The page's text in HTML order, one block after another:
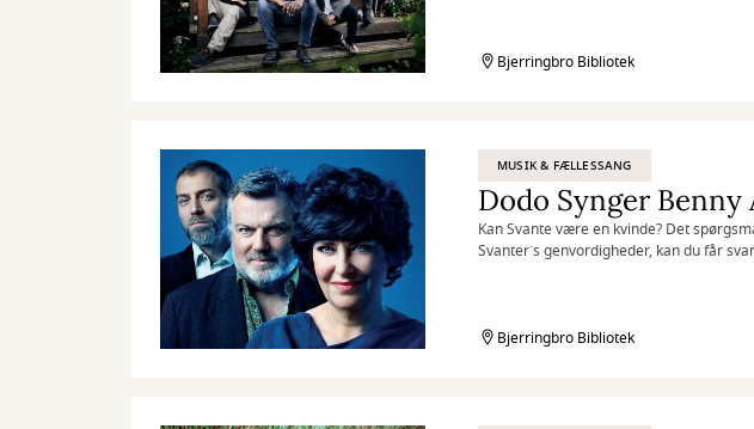
Bjerringbro Bibliotek
MUSIK & FÆLLESSANG
Dodo Synger Benny
Kan Svante være en kvinde? Det
Svanter´s genvordigheder, kan du får
Bjerringbro Bibliotek